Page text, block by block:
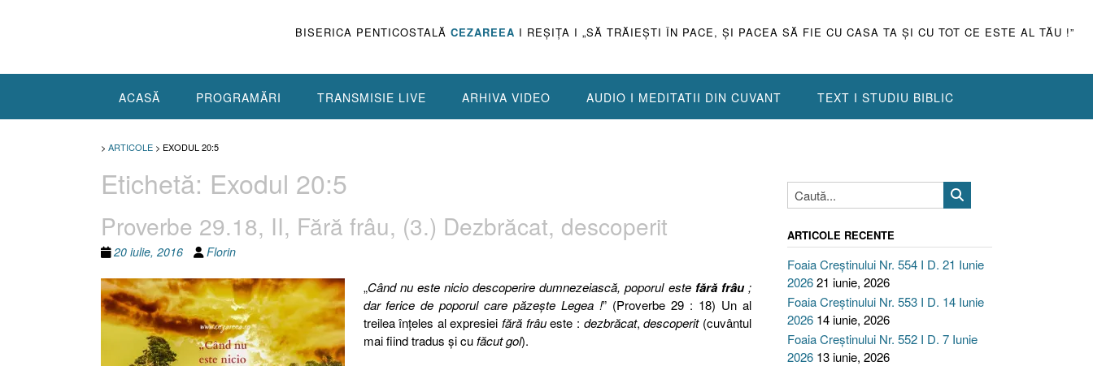
BISERICA PENTICOSTALĂ CEZAREEA I REŞIŢA I „SĂ TRĂIEŞTI ÎN PACE, ŞI PACEA SĂ FIE CU CASA TA ŞI CU TOT CE ESTE AL TĂU !”
ACASĂ PROGRAMĂRI TRANSMISIE LIVE ARHIVA VIDEO AUDIO I MEDITATII DIN CUVANT TEXT I STUDIU BIBLIC
> ARTICOLE > EXODUL 20:5
Etichetă: Exodul 20:5
Proverbe 29.18, II, Fără frâu, (3.) Dezbrăcat, descoperit
20 iulie, 2016 Florin
„Când nu este nicio descoperire dumnezeiască, poporul este fără frâu;
dar ferice de poporul care păzeşte Legea !” (Proverbe 29 : 18) Un al
treilea înţeles al expresieifără frâueste : dezbrăcat,descoperit (cuvântul
mai fiind tradus şi cufăcut gol).
ARTICOLE RECENTE
Foaia Creștinului Nr. 554 I D. 21 Iunie
202621 iunie, 2026
Foaia Creștinului Nr. 553 I D. 14 Iunie
2026 14 iunie, 2026
Foaia Creștinului Nr. 552 I D. 7 Iunie
2026 13 iunie, 2026